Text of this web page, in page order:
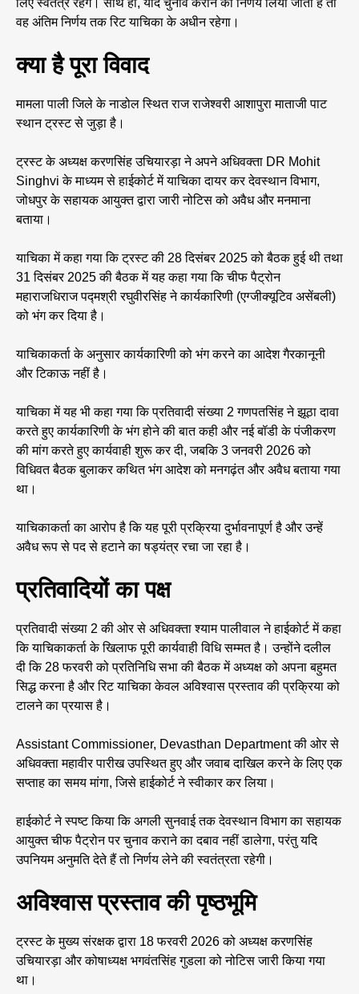
लिए स्वतंत्र रहेंगे। साथ ही, यदि चुनाव कराने का निर्णय लिया जाता है तो
वह अंतिम निर्णय तक रिट याचिका के अधीन रहेगा।
क्या है पूरा विवाद
मामला पाली जिले के नाडोल स्थित राज राजेश्वरी आशापुरा माताजी पाट
स्थान ट्रस्ट से जुड़ा है।
ट्रस्ट के अध्यक्ष करणसिंह उचियारड़ा ने अपने अधिवक्ता DR Mohit
Singhvi के माध्यम से हाईकोर्ट में याचिका दायर कर देवस्थान विभाग,
जोधपुर के सहायक आयुक्त द्वारा जारी नोटिस को अवैध और मनमाना
बताया।
याचिका में कहा गया कि ट्रस्ट की 28 दिसंबर 2025 को बैठक हुई थी तथा
31 दिसंबर 2025 की बैठक में यह कहा गया कि चीफ पैट्रोन
महाराजधिराज पद्मश्री रघुवीरसिंह ने कार्यकारिणी (एग्जीक्यूटिव असेंबली)
को भंग कर दिया है।
याचिकाकर्ता के अनुसार कार्यकारिणी को भंग करने का आदेश गैरकानूनी
और टिकाऊ नहीं है।
याचिका में यह भी कहा गया कि प्रतिवादी संख्या 2 गणपतसिंह ने झूठा दावा
करते हुए कार्यकारिणी के भंग होने की बात कही और नई बॉडी के पंजीकरण
की मांग करते हुए कार्यवाही शुरू कर दी, जबकि 3 जनवरी 2026 को
विधिवत बैठक बुलाकर कथित भंग आदेश को मनगढ़ंत और अवैध बताया गया
था।
याचिकाकर्ता का आरोप है कि यह पूरी प्रक्रिया दुर्भावनापूर्ण है और उन्हें
अवैध रूप से पद से हटाने का षड्यंत्र रचा जा रहा है।
प्रतिवादियों का पक्ष
प्रतिवादी संख्या 2 की ओर से अधिवक्ता श्याम पालीवाल ने हाईकोर्ट में कहा
कि याचिकाकर्ता के खिलाफ पूरी कार्यवाही विधि सम्मत है। उन्होंने दलील
दी कि 28 फरवरी को प्रतिनिधि सभा की बैठक में अध्यक्ष को अपना बहुमत
सिद्ध करना है और रिट याचिका केवल अविश्वास प्रस्ताव की प्रक्रिया को
टालने का प्रयास है।
Assistant Commissioner, Devasthan Department की ओर से
अधिवक्ता महावीर पारीख उपस्थित हुए और जवाब दाखिल करने के लिए एक
सप्ताह का समय मांगा, जिसे हाईकोर्ट ने स्वीकार कर लिया।
हाईकोर्ट ने स्पष्ट किया कि अगली सुनवाई तक देवस्थान विभाग का सहायक
आयुक्त चीफ पैट्रोन पर चुनाव कराने का दबाव नहीं डालेगा, परंतु यदि
उपनियम अनुमति देते हैं तो निर्णय लेने की स्वतंत्रता रहेगी।
अविश्वास प्रस्ताव की पृष्ठभूमि
ट्रस्ट के मुख्य संरक्षक द्वारा 18 फरवरी 2026 को अध्यक्ष करणसिंह
उचियारड़ा और कोषाध्यक्ष भगवंतसिंह गुडला को नोटिस जारी किया गया
था।